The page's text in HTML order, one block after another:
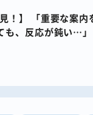
！】 「重要な案
、反応が鈍い…